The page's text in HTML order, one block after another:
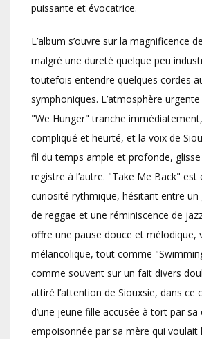
puissante et évocatrice.
L’album s’ouvre sur la magnificence
malgré une dureté quelque peu
toutefois entendre quelques cordes
symphoniques. L’atmosphère
"We Hunger" tranche
compliqué et heurté, et la voix de
fil du temps ample et profonde, glisse
registre à l’autre. "Take Me Back" est
curiosité rythmique, hésitant entre un
de reggae et une réminiscence de
offre une pause douce et mélodique,
mélancolique, tout comme
comme souvent sur un fait divers
attiré l’attention de Siouxsie, dans ce
d’une jeune fille accusée à tort par
empoisonnée par sa mère qui voulait